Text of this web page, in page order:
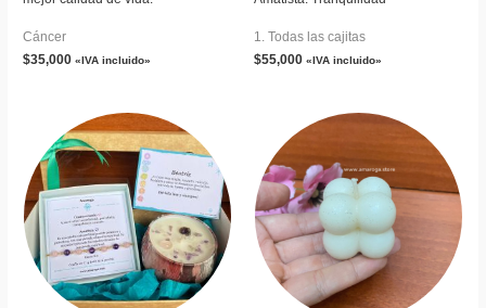
Cáncer
$35,000 «IVA incluido»
1. Todas las cajitas
$55,000 «IVA incluido»